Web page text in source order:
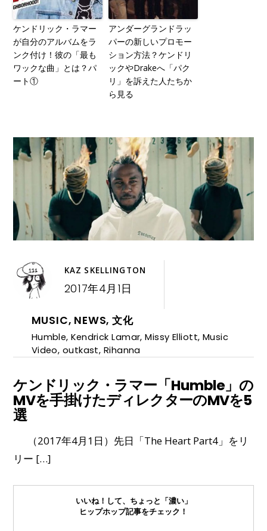
ケンドリック・ラマー
が自分のアルバムをラ
ンク付け！彼の「最も
ワックな曲」とは？パ
ート①
アンダーグランドラッ
パーの新しいプロモー
ション方法？ケンドリ
ックやDrakeへ「パク
リ」を訴えた人たちか
ら見る
KAZ SKELLINGTON
2017年4月1日
MUSIC, NEWS, 文化
Humble,Kendrick Lamar,Missy Elliott, Music
Video, outkast, Rihanna
ケンドリック・ラマー「Humble」の
MVを手掛けたディレクターのMVを5
選
（2017年4月1日）先日「The Heart Part4」をリ
リー […]
いいね！して、ちょっと「濃い」
ヒップホップ記事をチェック！